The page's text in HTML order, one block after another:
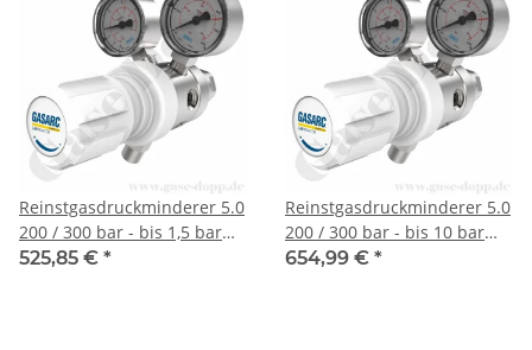
Reinstgasdruckminderer 5.0
200 / 300 bar - bis 1,5 bar
regelbar - 2-stufig - FKM -
525,85 € *
Reinstgasdruckminderer 5.0
200 / 300 bar - bis 10 bar
regelbar - 2-stufig - FKM -
654,99 € *